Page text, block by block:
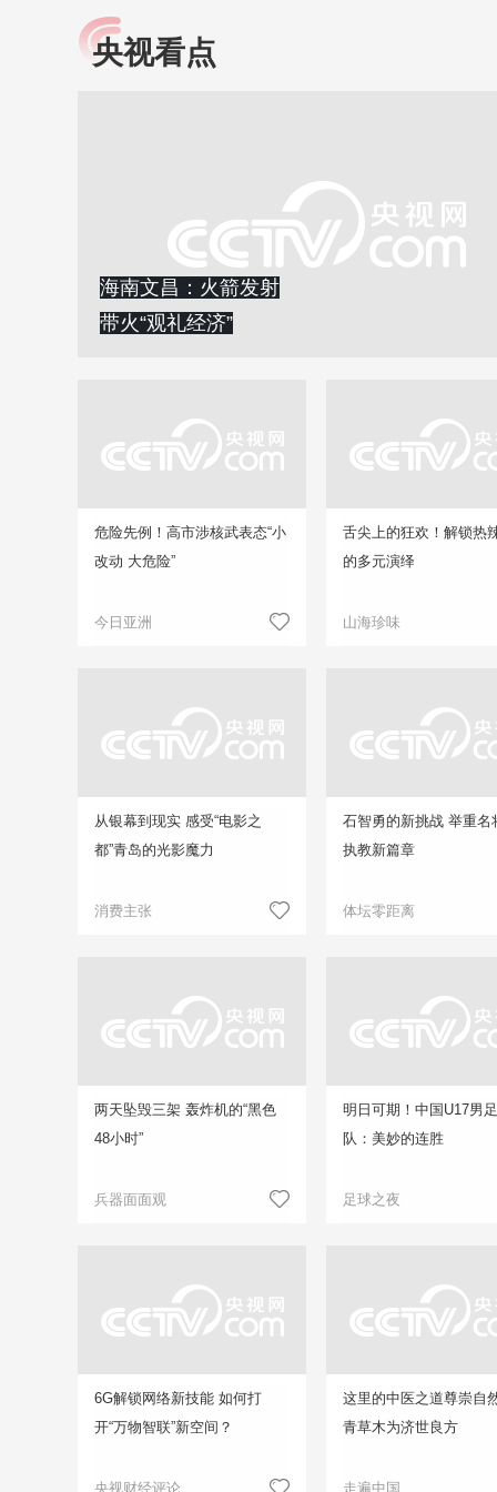
小央视频
知识！
央视看点
海南文昌：火箭发射
带火“观礼经济”
危险先例！高市涉核武表态“小
改动 大危险”
今日亚洲
舌尖上的狂欢！解锁热
的多元演绎
山海珍味
从银幕到现实 感受“电影之
都”青岛的光影魔力
消费主张
石智勇的新挑战 举重名
执教新篇章
体坛零距离
两天坠毁三架 轰炸机的“黑色
48小时”
兵器面面观
明日可期！中国U17男
队：美妙的连胜
足球之夜
6G解锁网络新技能 如何打
开“万物智联”新空间？
央视财经评论
这里的中医之道尊崇自
青草木为济世良方
走遍中国